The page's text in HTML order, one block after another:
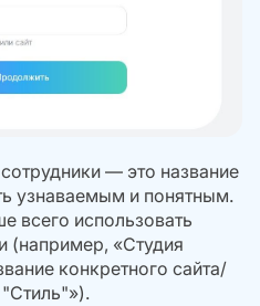
— это название
узнаваемым и понятным.
всего использовать
(например, «Студия
конкретного сайта/